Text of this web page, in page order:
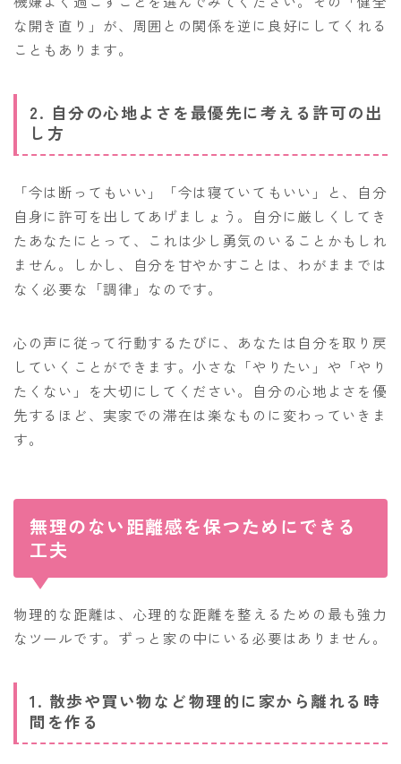
な開き直り」が、周囲との関係を逆に良好にしてくれる
こともあります。
2. 自分の心地よさを最優先に考える許可の出
し方
「今は断ってもいい」「今は寝ていてもいい」と、自分
自身に許可を出してあげましょう。自分に厳しくしてき
たあなたにとって、これは少し勇気のいることかもしれ
ません。しかし、自分を甘やかすことは、わがままでは
なく必要な「調律」なのです。
心の声に従って行動するたびに、あなたは自分を取り戻
していくことができます。小さな「やりたい」や「やり
たくない」を大切にしてください。自分の心地よさを優
先するほど、実家での滞在は楽なものに変わっていきま
す。
無理のない距離感を保つためにできる
工夫
物理的な距離は、心理的な距離を整えるための最も強力
なツールです。ずっと家の中にいる必要はありません。
1. 散歩や買い物など物理的に家から離れる時
間を作る